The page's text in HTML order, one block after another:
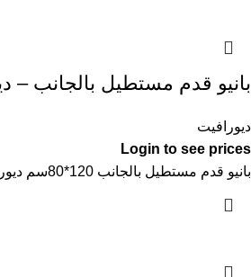
بانيو قدم مستطيل بالجانب –
ديورافيت
Login to see prices
بانيو قدم مستطيل بالجانب 120*80سم ديورافيت